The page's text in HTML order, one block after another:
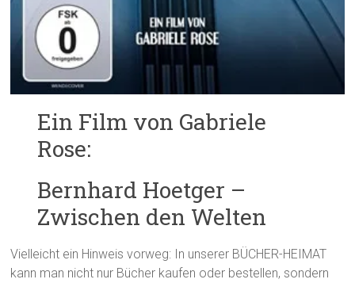
Ein Film von Gabriele
Rose:
Bernhard Hoetger –
Zwischen den Welten
Vielleicht ein Hinweis vorweg: In unserer BÜCHER-HEIMAT
kann man nicht nur Bücher kaufen oder bestellen, sondern